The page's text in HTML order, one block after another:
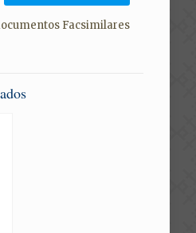
Facsimilares